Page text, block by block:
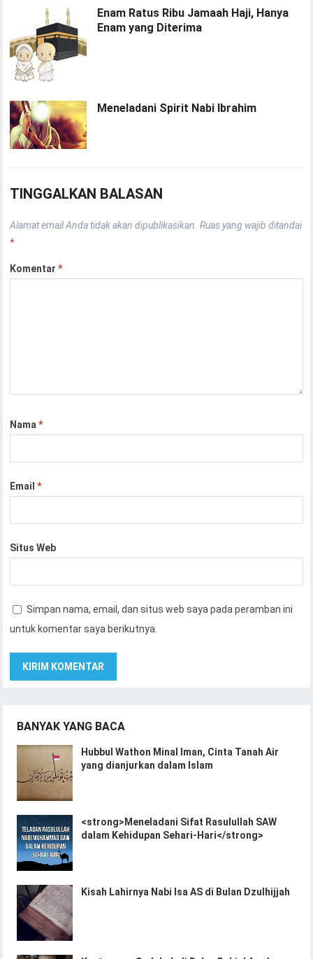
Enam Ratus Ribu Jamaah Haji, Hanya
Enam yang Diterima
Meneladani Spirit Nabi Ibrahim
TINGGALKAN BALASAN
Alamat email Anda tidak akan dipublikasikan. Ruas yang wajib ditandai
*
Komentar*
Nama*
Email*
Situs Web
Simpan nama, email, dan situs web saya pada peramban ini
untuk komentar saya berikutnya.
BANYAK YANG BACA
Hubbul Wathon Minal Iman, Cinta Tanah Air
yang dianjurkan dalam Islam
<strong>Meneladani Sifat Rasulullah SAW
dalam Kehidupan Sehari-Hari</strong>
Kisah Lahirnya Nabi Isa AS di Bulan Dzulhijjah